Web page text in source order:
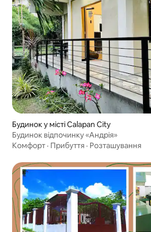
Будинок у місті Calapan City
Будинок відпочинку «Андрія»
Комфорт · Прибуття · Розташування